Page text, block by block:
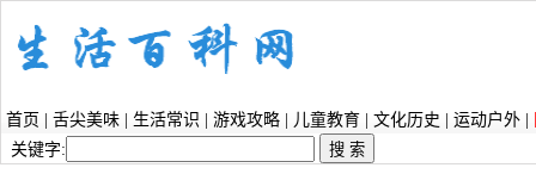
首页 舌尖美味 生活常识 游戏攻略 儿童教育 文化历史 运动户外
关键字: